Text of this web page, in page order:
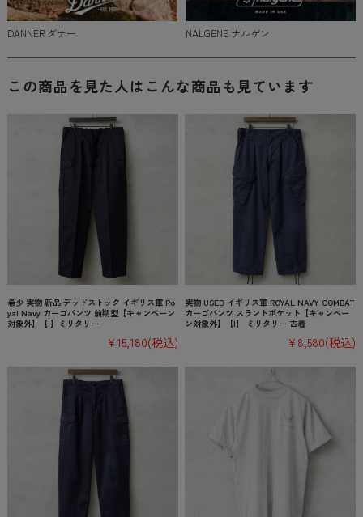
DANNER ダナー NALGENE ナルゲン
この商品を見た人はこんな商品も見ています
希少 実物 新品 デッドストック イギリス軍 Ro
yal Navy カーゴパンツ 前期型【キャンペーン
対象外】【I】ミリタリー
¥15,180(税込)
実物 USED イギリス軍 ROYAL NAVY COMBAT
カーゴパンツ スラントポケット【キャンペー
ン対象外】【I】 ミリタリー 古着
¥8,580(税込)